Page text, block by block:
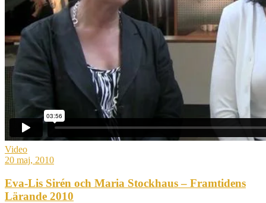
Video
20 maj, 2010
Eva-Lis Sirén och Maria Stockhaus – Framtidens
Lärande 2010